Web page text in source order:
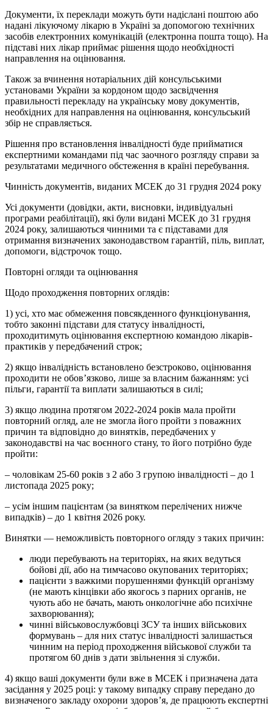
Документи, їх переклади можуть бути надіслані поштою або
надані лікуючому лікарю в Україні за допомогою технічних
засобів електронних комунікацій (електронна пошта тощо). На
підставі них лікар приймає рішення щодо необхідності
направлення на оцінювання.
Також за вчинення нотаріальних дій консульськими
установами України за кордоном щодо засвідчення
правильності перекладу на українську мову документів,
необхідних для направлення на оцінювання, консульський
збір не справляється.
Рішення про встановлення інвалідності буде прийматися
експертними командами під час заочного розгляду справи за
результатами медичного обстеження в країні перебування.
Чинність документів, виданих МСЕК до 31 грудня 2024 року
Усі документи (довідки, акти, висновки, індивідуальні
програми реабілітації), які були видані МСЕК до 31 грудня
2024 року, залишаються чинними та є підставами для
отримання визначених законодавством гарантій, піль, виплат,
допомоги, відстрочок тощо.
Повторні огляди та оцінювання
Щодо проходження повторних оглядів:
1) усі, хто має обмеження повсякденного функціонування,
тобто законні підстави для статусу інвалідності,
проходитимуть оцінювання експертною командою лікарів-
практиків у передбачений строк;
2) якщо інвалідність встановлено безстроково, оцінювання
проходити не обов’язково, лише за власним бажанням: усі
пільги, гарантії та виплати залишаються в силі;
3) якщо людина протягом 2022-2024 років мала пройти
повторний огляд, але не змогла його пройти з поважних
причин та відповідно до винятків, передбачених у
законодавстві на час воєнного стану, то його потрібно буде
пройти:
– чоловікам 25-60 років з 2 або 3 групою інвалідності – до 1
листопада 2025 року;
– усім іншим пацієнтам (за винятком перелічених нижче
випадків) – до 1 квітня 2026 року.
Винятки — неможливість повторного огляду з таких причин:
люди перебувають на територіях, на яких ведуться
бойові дії, або на тимчасово окупованих територіях;
пацієнти з важкими порушеннями функцій організму
(не мають кінцівки або якогось з парних органів, не
чують або не бачать, мають онкологічне або психічне
захворювання);
чинні військовослужбовці ЗСУ та інших військових
формувань – для них статус інвалідності залишається
чинним на період проходження військової служби та
протягом 60 днів з дати звільнення зі служби.
4) якщо ваші документи були вже в МСЕК і призначена дата
засідання у 2025 році: у такому випадку справу передано до
визначеного закладу охорони здоров’я, де працюють експертні